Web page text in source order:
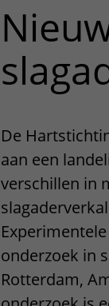
De
aan een
verschillen in
onderzoek in
Rotterdam,